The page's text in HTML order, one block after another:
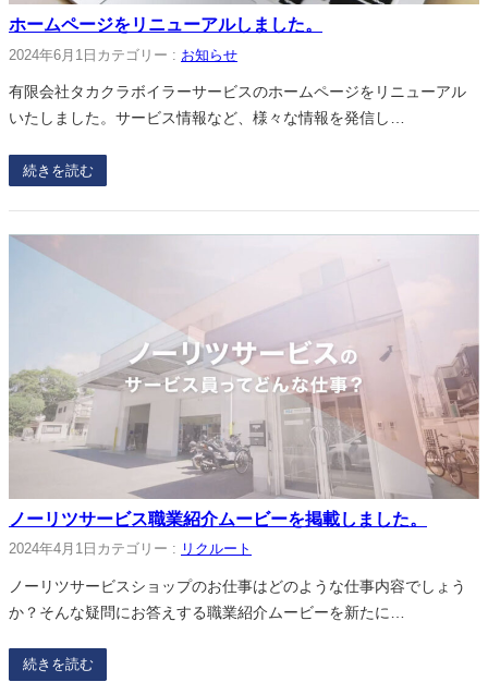
ホームページをリニューアルしました。
2024年6月1日 カテゴリー : お知らせ
有限会社タカクラボイラーサービスのホームページをリニューアル
いたしました。サービス情報など、様々な情報を発信し…
続きを読む
ノーリツサービス職業紹介ムービーを掲載しました。
2024年4月1日 カテゴリー : リクルート
ノーリツサービスショップのお仕事はどのような仕事内容でしょう
か？そんな疑問にお答えする職業紹介ムービーを新たに…
続きを読む